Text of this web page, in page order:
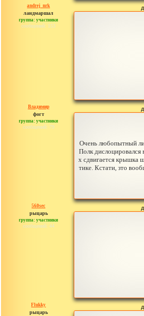
andrej_nrk
ландмаршал
группа: участники
сообщений: 153
Владимир
фогт
группа: участники
сообщений: 79
Очень любопытный
Полк дислоцировался
х сдвигается крышка
тике. Кстати, зто
560sec
рыцарь
группа: участники
сообщений: 44
Flukky
рыцарь